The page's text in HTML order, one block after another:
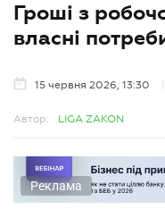
Гроші з
власні
15 червня 2026, 13:30
Автор: LIGA ZAKON
Реклама